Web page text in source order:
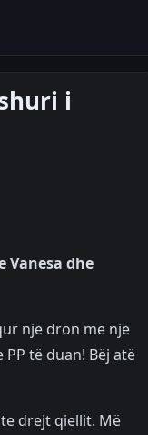
i
Vanesa dhe
një dron me një
të duan! Bëj atë
drejt qiellit. Më